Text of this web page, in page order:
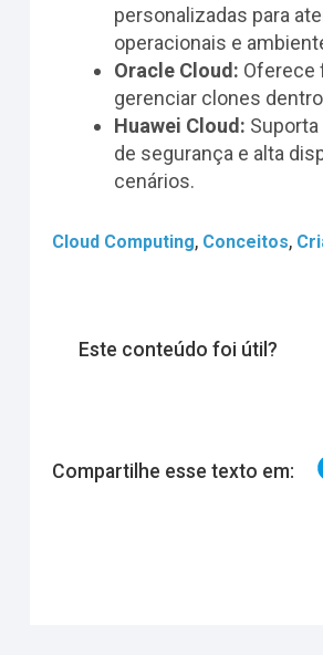
personalizadas para
operacionais e
Oracle Cloud: Oferece
gerenciar clones
Huawei Cloud:
de segurança e alta
cenários.
Cloud Computing, Conceitos,
Este conteúdo foi útil?
Compartilhe esse texto em: